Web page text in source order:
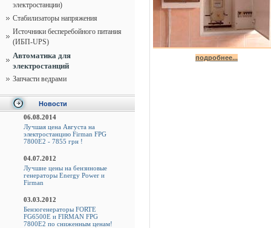
электростанции)
Стабилизаторы напряжения
Источники бесперебойного питания
(ИБП-UPS)
Автоматика для
электростанций
Запчасти ведрами
Новости
06.08.2014
Лучшая цена Августа на
электростанцию Firman FPG
7800E2 - 7855 грн !
04.07.2012
Лучшие цены на бензиновые
генераторы Energy Power и
Firman
03.03.2012
Бензогенераторы FORTE
FG6500E и FIRMAN FPG
7800E2 по сниженным ценам!
подробнее...